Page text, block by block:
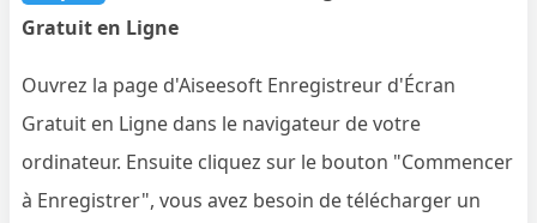
Gratuit en Ligne
Ouvrez la page d'Aiseesoft Enregistreur d'Écran
Gratuit en Ligne dans le navigateur de votre
ordinateur. Ensuite cliquez sur le bouton "Commencer
à Enregistrer", vous avez besoin de télécharger un